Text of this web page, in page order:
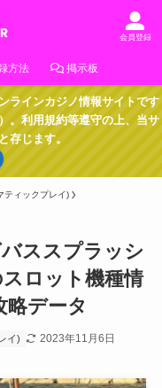
会員登録
方法 掲示板
ラインカジノ情報サイトです
。利用規約等遵守の上、当サ
存じます。
ティックプレイ)
ススプラッシ
ロット機種情
略データ
イ) 2023年11月6日